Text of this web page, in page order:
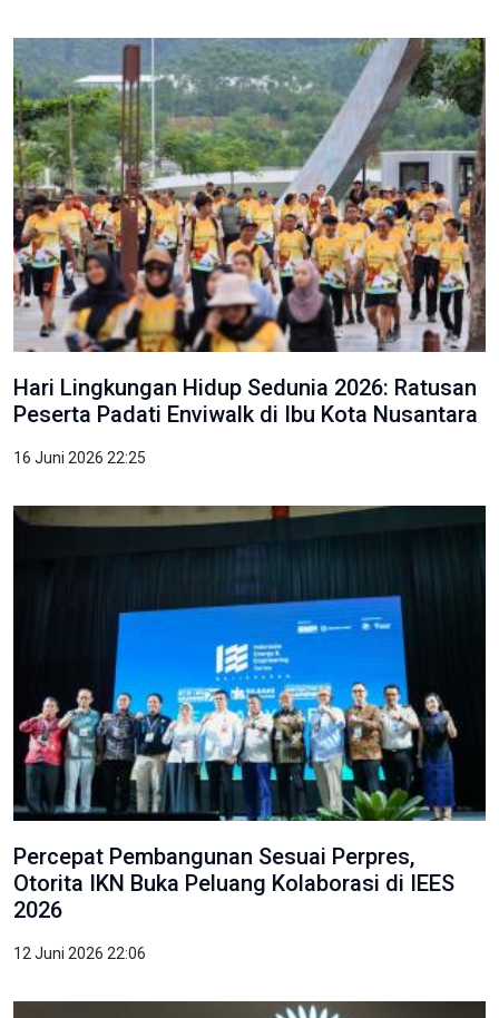
Hari Lingkungan Hidup Sedunia 2026: Ratusan
Peserta Padati Enviwalk di Ibu Kota Nusantara
16 Juni 2026 22:25
Percepat Pembangunan Sesuai Perpres,
Otorita IKN Buka Peluang Kolaborasi di IEES
2026
12 Juni 2026 22:06